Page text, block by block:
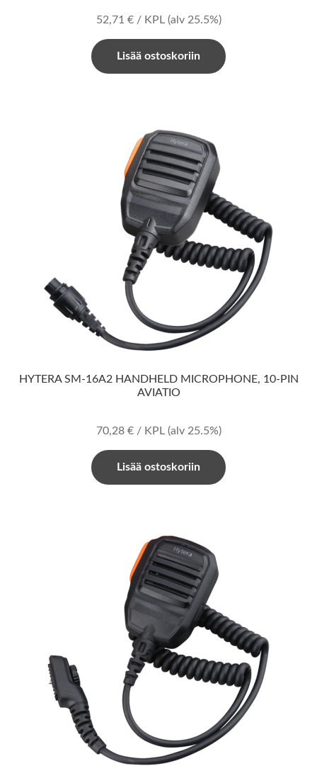
52,71 €/ KPL (alv 25.5%)
Lisää ostoskoriin
HYTERA SM-16A2 HANDHELD MICROPHONE, 10-PIN
AVIATIO
70,28 €/ KPL (alv 25.5%)
Lisää ostoskoriin